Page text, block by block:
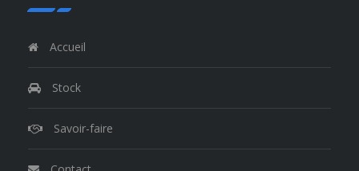
Accueil
Stock
Savoir-faire